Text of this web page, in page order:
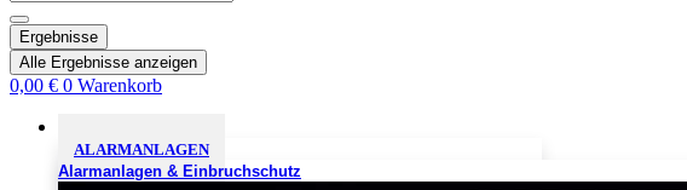
...
Ergebnisse
Alle Ergebnisse anzeigen
0,00 € 0 Warenkorb
ALARMANLAGEN
Alarmanlagen & Einbruchschutz